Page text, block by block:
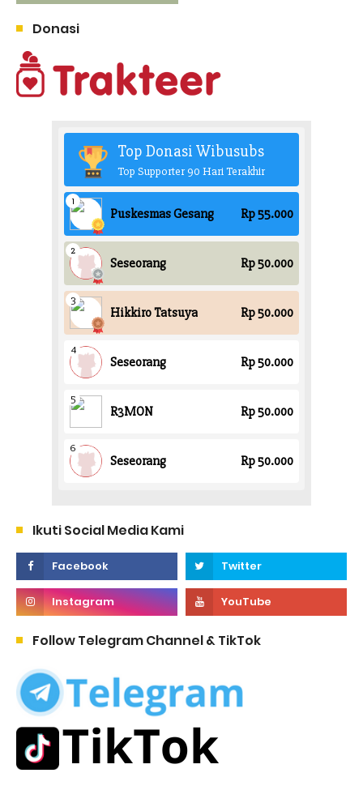
Donasi
Ikuti Social Media Kami
Follow Telegram Channel & TikTok